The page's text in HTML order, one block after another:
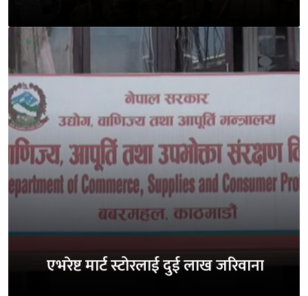
एभरेष्ट मार्ट स्टोरलाई दुई लाख जरिवाना